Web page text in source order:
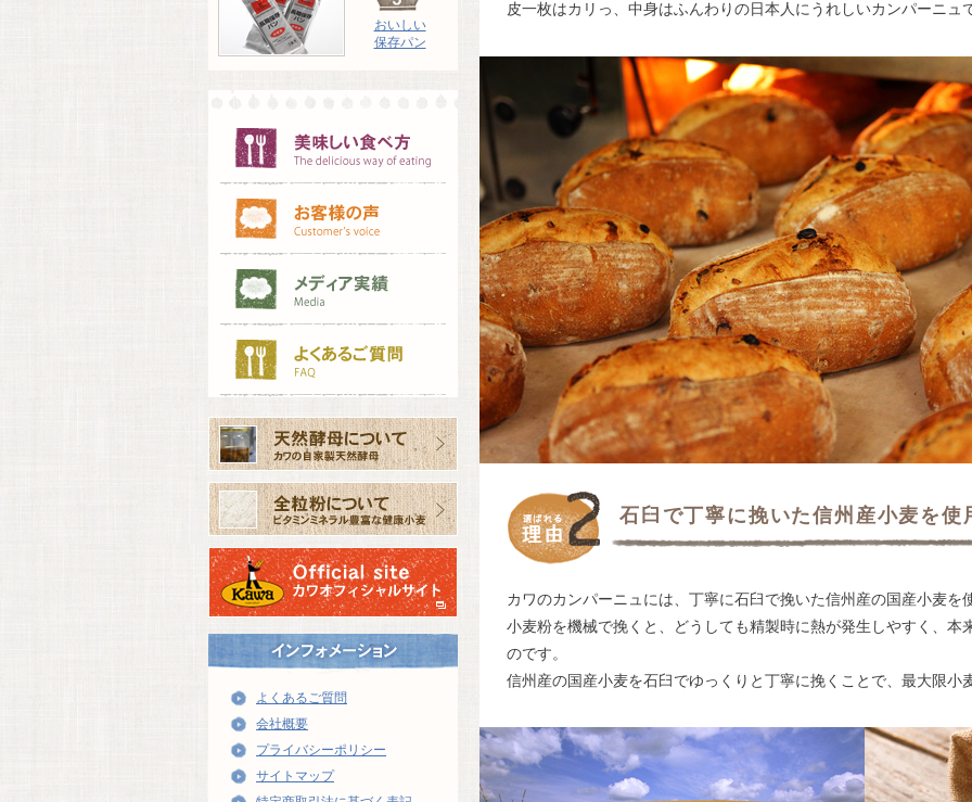
おいしい
保存パン
よくあるご質問
会社概要
プライバシーポリシー
サイトマップ
皮一枚はカリっ、中身はふんわりの日本人にうれしいカンパーニュ
石臼で丁寧に挽いた信州産小麦を使
カワのカンパーニュには、丁寧に石臼で挽いた信州産の国産小麦を
小麦粉を機械で挽くと、どうしても精製時に熱が発生しやすく、本
のです。
信州産の国産小麦を石臼でゆっくりと丁寧に挽くことで、最大限小